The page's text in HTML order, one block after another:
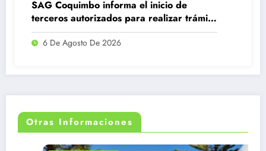
SAG Coquimbo informa el inicio de
terceros autorizados para realizar trámite
de subdivisión de predios rústicos
6 De Agosto De 2026
Otras Informaciones